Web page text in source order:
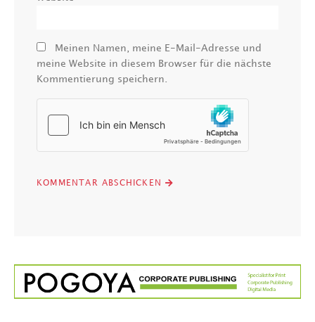
Meinen Namen, meine E-Mail-Adresse und
meine Website in diesem Browser für die nächste
Kommentierung speichern.